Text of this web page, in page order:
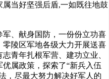
当好坚强后盾,一如既往地鼓
、献身国防，一份份立功喜
陵区军地各级大力开展送喜
青年扎根军营、建功立业、
属政策，探索了“新兵入伍
，尽最大努力解决好军人的